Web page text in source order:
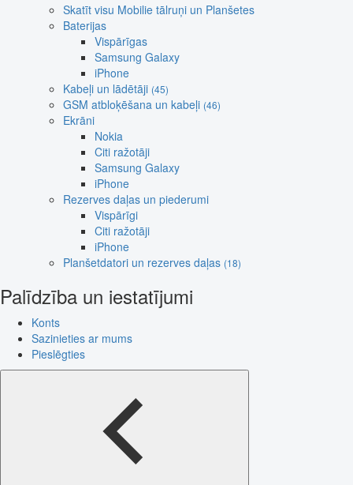
Skatīt visu Mobilie tālruņi un Planšetes
Baterijas
Vispārīgas
Samsung Galaxy
iPhone
Kabeļi un lādētāji (45)
GSM atbloķēšana un kabeļi (46)
Ekrāni
Nokia
Citi ražotāji
Samsung Galaxy
iPhone
Rezerves daļas un piederumi
Vispārīgi
Citi ražotāji
iPhone
Planšetdatori un rezerves daļas (18)
Palīdzība un iestatījumi
Konts
Sazinieties ar mums
Pieslēgties